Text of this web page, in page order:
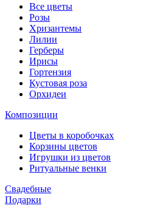
Все цветы
Розы
Хризантемы
Лилии
Герберы
Ирисы
Гортензия
Кустовая роза
Орхидеи
Композиции
Цветы в коробочках
Корзины цветов
Игрушки из цветов
Ритуальные венки
Свадебные
Подарки